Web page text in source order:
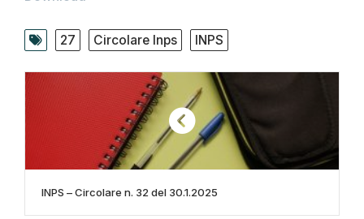
27 Circolare Inps INPS
INPS – Circolare n. 32 del 30.1.2025